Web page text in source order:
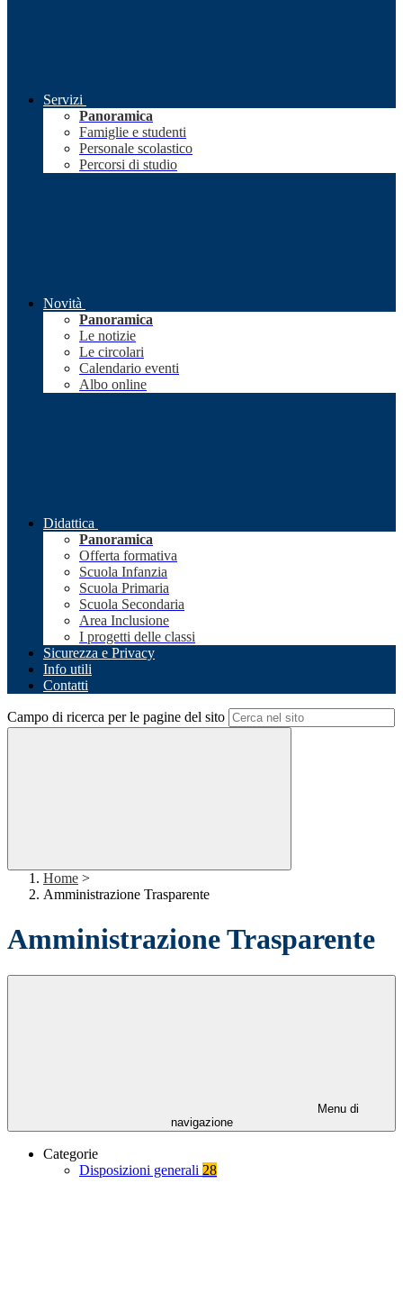
Servizi
Panoramica
Famiglie e studenti
Personale scolastico
Percorsi di studio
Novità
Panoramica
Le notizie
Le circolari
Calendario eventi
Albo online
Didattica
Panoramica
Offerta formativa
Scuola Infanzia
Scuola Primaria
Scuola Secondaria
Area Inclusione
I progetti delle classi
Sicurezza e Privacy
Info utili
Contatti
Campo di ricerca per le pagine del sito
Home >
Amministrazione Trasparente
Amministrazione Trasparente
Menu di
navigazione
Categorie
Disposizioni generali 28